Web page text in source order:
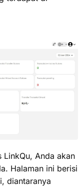
LinkQu, Anda akan
Halaman ini berisi
diantaranya